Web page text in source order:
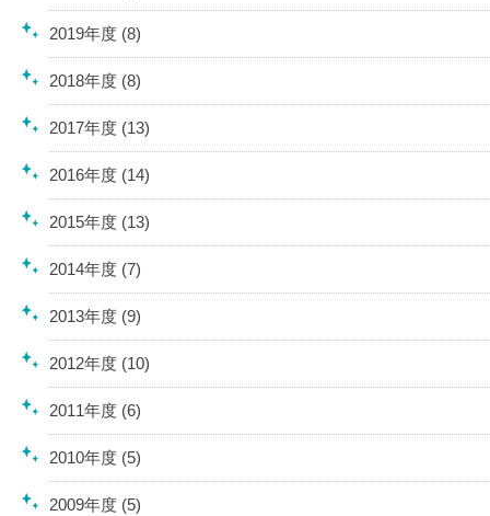
2019年度 (8)
2018年度 (8)
2017年度 (13)
2016年度 (14)
2015年度 (13)
2014年度 (7)
2013年度 (9)
2012年度 (10)
2011年度 (6)
2010年度 (5)
2009年度 (5)